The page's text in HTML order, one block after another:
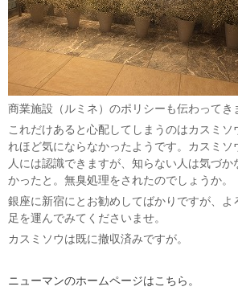
商業施設（ルミネ）のポリシーも伝わってき
これだけあると心配してしまうのはカスミソ
れほど気にならなかったようです。カスミソ
人には認識できますが、知らない人は気づ
かったと。無臭処理をされたのでしょうか。
銀座に新宿にとお勧めしてばかりですが、よ
足を運んでみてくださいませ。
カスミソウは既に撤収済みですが。
ニューマンのホームページはこちら。